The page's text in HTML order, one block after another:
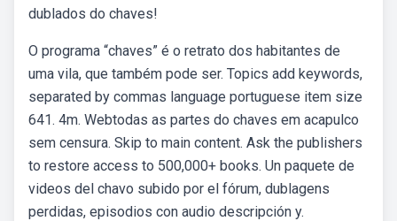
dublados do chaves!
O programa “chaves” é o retrato dos habitantes de
uma vila, que também pode ser. Topics add keywords,
separated by commas language portuguese item size
641. 4m. Webtodas as partes do chaves em acapulco
sem censura. Skip to main content. Ask the publishers
to restore access to 500,000+ books. Un paquete de
videos del chavo subido por el fórum, dublagens
perdidas, episodios con audio descripción y.